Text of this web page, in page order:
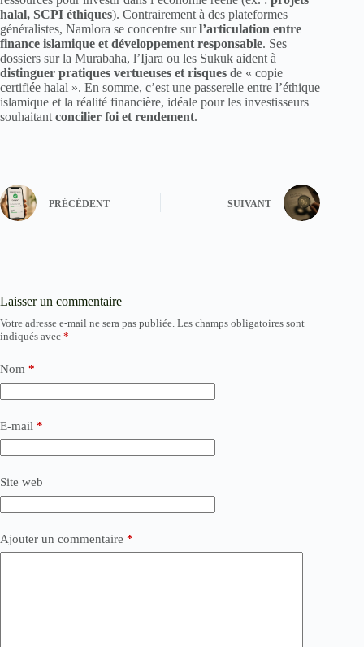
halal, SCPI éthiques). Contrairement à des plateformes
généralistes, Namlora se concentre surl’articulation entre
finance islamique et développement responsable. Ses
dossiers sur la Murabaha, l’Ijara ou les Sukuk aident à
distinguer pratiques vertueuses et risques de « copie
certifiée halal ». En somme, c’est une passerelle entre l’éthique
islamique et la réalité financière, idéale pour les investisseurs
souhaitant concilier foi et rendement.
PRÉCÉDENT SUIVANT
Laisser un commentaire
Votre adresse e-mail ne sera pas publiée. Les champs obligatoires sont
indiqués avec *
Nom *
E-mail *
Site web
Ajouter un commentaire *